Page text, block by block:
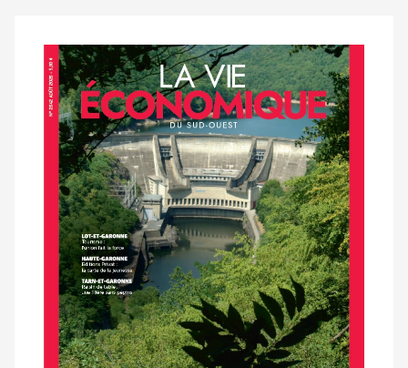
Notre
dernier
magazine